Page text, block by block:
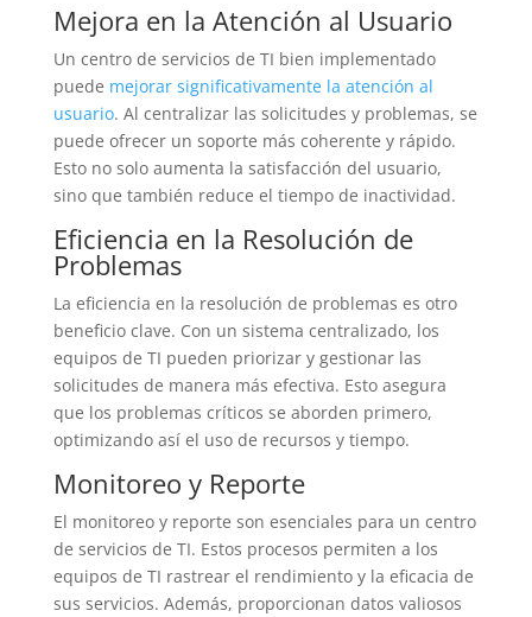
Mejora en la Atención al Usuario
Un centro de servicios de TI bien implementado
puede mejorar significativamente la atención al
usuario. Al centralizar las solicitudes y problemas, se
puede ofrecer un soporte más coherente y rápido.
Esto no solo aumenta la satisfacción del usuario,
sino que también reduce el tiempo de inactividad.
Eficiencia en la Resolución de
Problemas
La eficiencia en la resolución de problemas es otro
beneficio clave. Con un sistema centralizado, los
equipos de TI pueden priorizar y gestionar las
solicitudes de manera más efectiva. Esto asegura
que los problemas críticos se aborden primero,
optimizando así el uso de recursos y tiempo.
Monitoreo y Reporte
El monitoreo y reporte son esenciales para un centro
de servicios de TI. Estos procesos permiten a los
equipos de TI rastrear el rendimiento y la eficacia de
sus servicios. Además, proporcionan datos valiosos